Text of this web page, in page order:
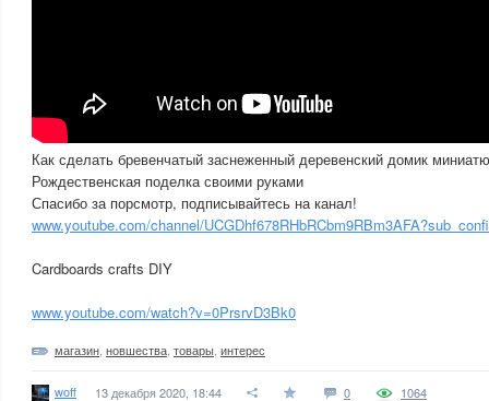
Как сделать бревенчатый заснеженный деревенский домик
Рождественская поделка своими руками
Спасибо за порсмотр, подписывайтесь на канал!
www.youtube.com/channel/
Cardboards crafts DIY
www.youtube.com/watch?v=0PrsrvD3Bk0
магазин новшества товары интерес
woff 13 декабря 2020, 18:44 0 1064